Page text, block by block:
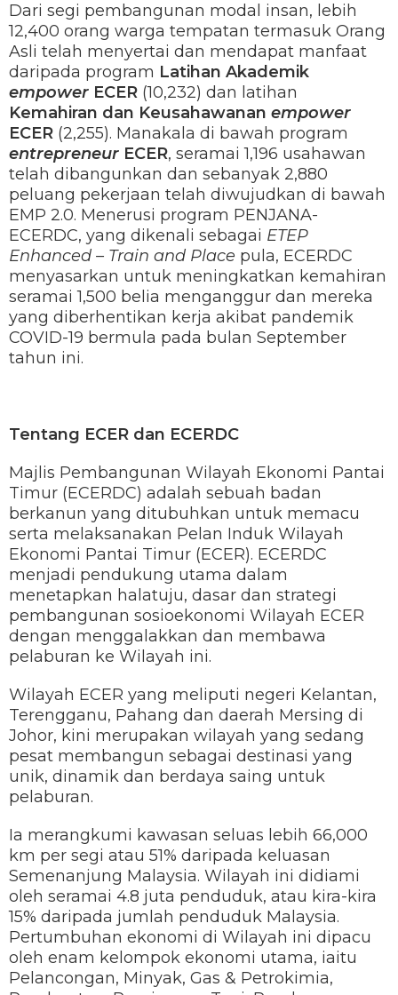
Dari segi pembangunan modal insan, lebih
12,400 orang warga tempatan termasuk Orang
Asli telah menyertai dan mendapat manfaat
daripada program Latihan Akademik
empower ECER (10,232) dan latihan
Kemahiran dan Keusahawanan empower
ECER (2,255). Manakala di bawah program
entrepreneur ECER, seramai 1,196 usahawan
telah dibangunkan dan sebanyak 2,880
peluang pekerjaan telah diwujudkan di bawah
EMP 2.0. Menerusi program PENJANA-
ECERDC, yang dikenali sebagai ETEP
Enhanced – Train and Place pula, ECERDC
menyasarkan untuk meningkatkan kemahiran
seramai 1,500 belia menganggur dan mereka
yang diberhentikan kerja akibat pandemik
COVID-19 bermula pada bulan September
tahun ini.
Tentang ECER dan ECERDC
Majlis Pembangunan Wilayah Ekonomi Pantai
Timur (ECERDC) adalah sebuah badan
berkanun yang ditubuhkan untuk memacu
serta melaksanakan Pelan Induk Wilayah
Ekonomi Pantai Timur (ECER). ECERDC
menjadi pendukung utama dalam
menetapkan halatuju, dasar dan strategi
pembangunan sosioekonomi Wilayah ECER
dengan menggalakkan dan membawa
pelaburan ke Wilayah ini.
Wilayah ECER yang meliputi negeri Kelantan,
Terengganu, Pahang dan daerah Mersing di
Johor, kini merupakan wilayah yang sedang
pesat membangun sebagai destinasi yang
unik, dinamik dan berdaya saing untuk
pelaburan.
Ia merangkumi kawasan seluas lebih 66,000
km per segi atau 51% daripada keluasan
Semenanjung Malaysia. Wilayah ini didiami
oleh seramai 4.8 juta penduduk, atau kira-kira
15% daripada jumlah penduduk Malaysia.
Pertumbuhan ekonomi di Wilayah ini dipacu
oleh enam kelompok ekonomi utama, iaitu
Pelancongan, Minyak, Gas & Petrokimia,